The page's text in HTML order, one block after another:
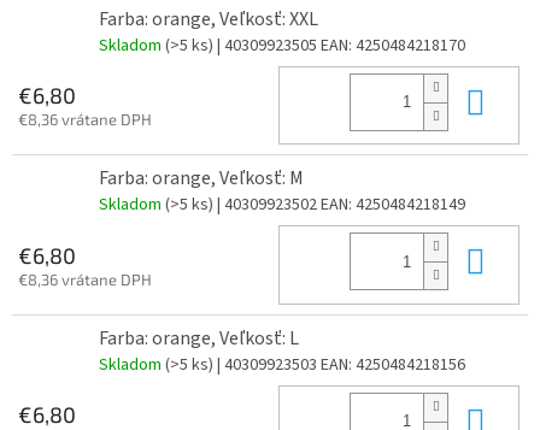
Farba: orange, Veľkosť: XXL
Skladom (>5 ks) | 40309923505 EAN: 4250484218170
€6,80
€8,36 vrátane DPH
Farba: orange, Veľkosť: M
Skladom (>5 ks) | 40309923502EAN: 4250484218149
€6,80
€8,36 vrátane DPH
Farba: orange, Veľkosť: L
Skladom (>5 ks) | 40309923503 EAN: 4250484218156
€6,80